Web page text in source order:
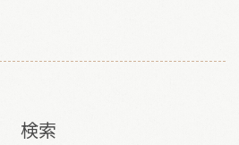
検索